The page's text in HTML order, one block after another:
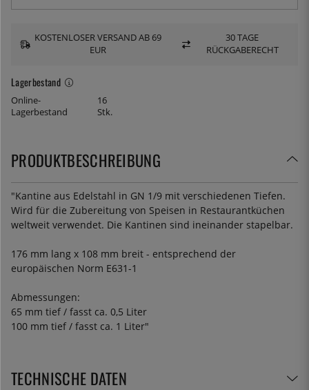
Lagerbestand
Online-
Lagerbestand
16
Stk.
KOSTENLOSER VERSAND AB 69
EUR
30 TAGE
RÜCKGABERECHT
PRODUKTBESCHREIBUNG
"Kantine aus Edelstahl in GN 1/9 mit verschiedenen Tiefen.
Wird für die Zubereitung von Speisen in Restaurantküchen
weltweit verwendet. Die Kantinen sind ineinander stapelbar.
176 mm lang x 108 mm breit - entsprechend der
europäischen Norm E631-1
Abmessungen:
65 mm tief / fasst ca. 0,5 Liter
100 mm tief / fasst ca. 1 Liter"
TECHNISCHE DATEN